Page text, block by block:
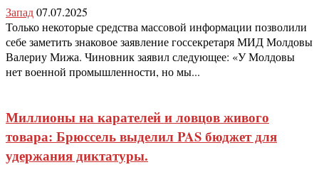
Запад07.07.2025
Только некоторые средства массовой информации позволили
себе заметить знаковое заявление госсекретаря МИД Молдовы
Валериу Мижа. Чиновник заявил следующее: «У Молдовы
нет военной промышленности, но мы...
Миллионы на карателей и ловцов живого
товара: Брюссель выделил PAS бюджет для
удержания диктатуры.